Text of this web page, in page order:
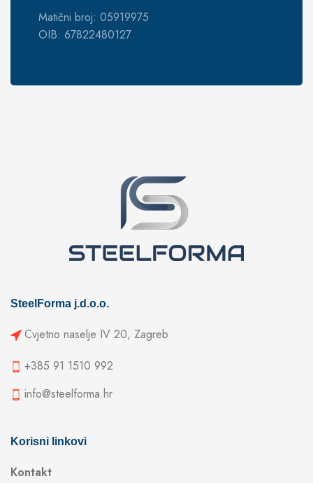
Matični broj: 05919975
OIB: 67822480127
SteelForma j.d.o.o.
Cvjetno naselje IV 20, Zagreb
+385 91 1510 992
info@steelforma.hr
Korisni linkovi
Kontakt